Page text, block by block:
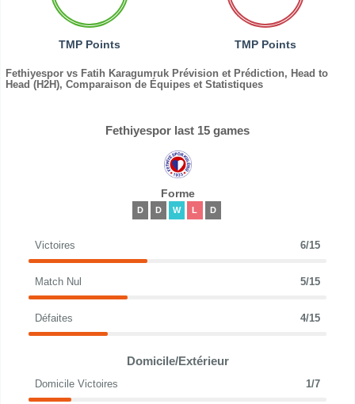
TMP Points TMP Points
Fethiyespor vs Fatih Karagumruk Prévision et Prédiction, Head to
Head (H2H), Comparaison de Équipes et Statistiques
Fethiyespor last 15 games
Forme
D D W L D
Victoires 6/15
Match Nul 5/15
Défaites 4/15
Domicile/Extérieur
Domicile Victoires 1/7